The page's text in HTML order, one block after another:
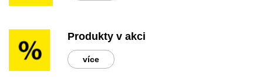
Produkty v akci
více